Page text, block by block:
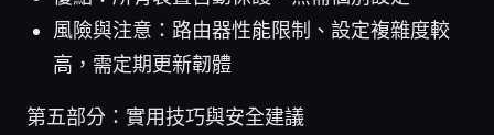
風險與注意：路由器性能限制、設定複雜度較
高，需定期更新韌體
第五部分：實用技巧與安全建議